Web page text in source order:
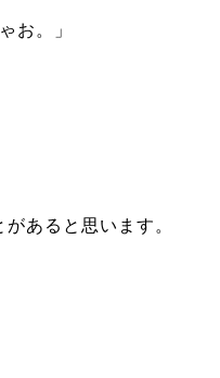
お。」
あると思います。